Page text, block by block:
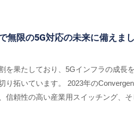
限の5G対応の未来に備えまし
果たしており、5Gインフラの成長
拓いています。 2023年の
信頼性の高い産業用スイッチング、